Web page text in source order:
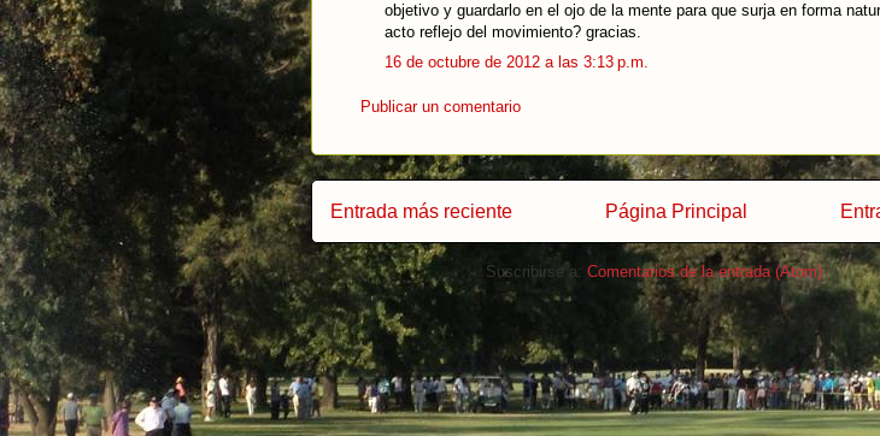
objetivo y guardarlo en el ojo de la mente para que surja en forma
acto reflejo del movimiento? gracias.
16 de octubre de 2012 a las 3:13 p.m.
Publicar un comentario
Entrada más reciente Página Principal
Suscribirse a: Comentarios de la entrada (Atom)